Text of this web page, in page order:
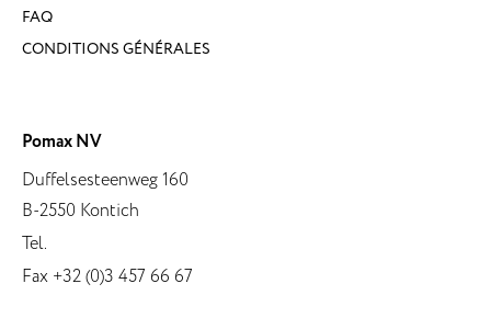
FAQ
CONDITIONS GÉNÉRALES
Pomax NV
Duffelsesteenweg 160
B-2550 Kontich
Tel.
Fax +32 (0)3 457 66 67